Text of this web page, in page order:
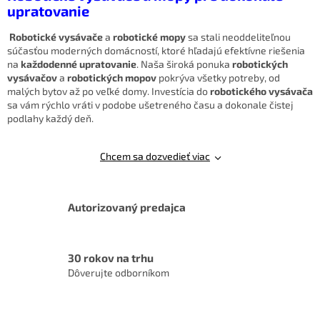
c
i
e
p
r
v
ý
s
u
upratovanie
Robotické vysávačea robotické mopysa stali neoddeliteľnou
súčasťou moderných domácností, ktoré hľadajú efektívne riešenia
na každodenné upratovanie. Naša široká ponuka robotických
vysávačova robotických mopov pokrýva všetky potreby, od
malých bytov až po veľké domy. Investícia dorobotického vysávača
sa vám rýchlo vráti v podobe ušetreného času a dokonale čistej
podlahy každý deň.
Chcem sa dozvedieť viac
Autorizovaný predajca
30 rokov na trhu
Dôverujte odborníkom